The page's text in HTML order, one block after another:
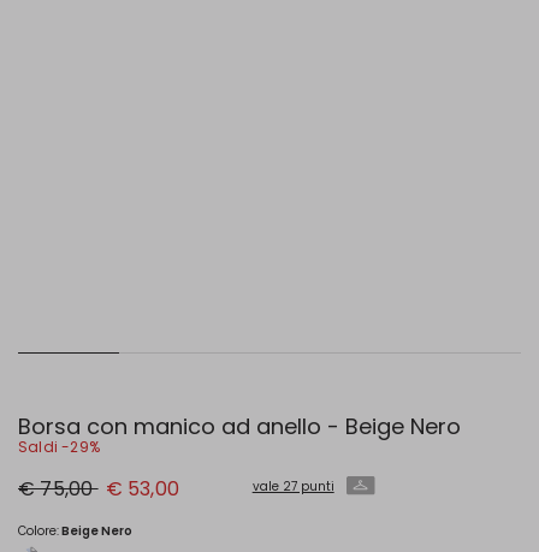
Borsa con manico ad anello - Beige Nero
Saldi -29%
Prezzo
originale
75,00
€ 75,00 Nuovo
prezzo
53,00
€ 53,00 vale 27 punti
Colore:Beige Nero